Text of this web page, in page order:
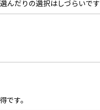
んだりの選択はしづらいです
です。